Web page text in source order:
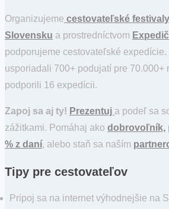
Organizujeme cestovateľské
Slovensku a prostredníctvom
podporujeme cestovateľské expedície.
usporiadali 700+ podujatí pre 70.000+
podporili 16 expedícii.
Zapoj sa aj ty! Prezentuj a podeľ sa
zážitkami. Pomáhaj ako dobrovoľník,
% z daní, alebo staň sa naším
Tipy pre cestovateľov
Pripoj sa na internet výhodnejšie na